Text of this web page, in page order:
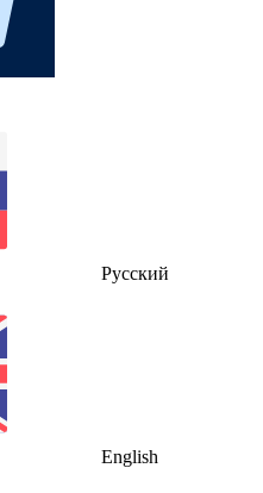
Русский
English